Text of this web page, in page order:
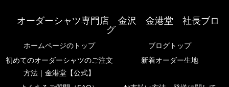
オーダーシャツ専門店 金沢 金港堂 社長ブロ
グ
ホームページのトップ
ブログトップ
初めてのオーダーシャツのご注文
方法｜金港堂【公式】
新着オーダー生地